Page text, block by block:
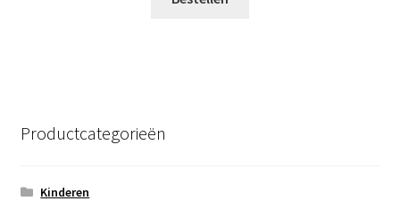
Productcategorieën
Kinderen